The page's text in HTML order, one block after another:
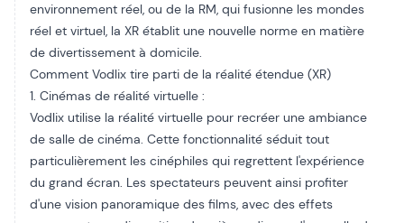
environnement réel, ou de la RM, qui fusionne les mondes
réel et virtuel, la XR établit une nouvelle norme en matière
de divertissement à domicile.
Comment Vodlix tire parti de la réalité étendue (XR)
1. Cinémas de réalité virtuelle :
Vodlix utilise la réalité virtuelle pour recréer une ambiance
de salle de cinéma. Cette fonctionnalité séduit tout
particulièrement les cinéphiles qui regrettent l'expérience
du grand écran. Les spectateurs peuvent ainsi profiter
d'une vision panoramique des films, avec des effets